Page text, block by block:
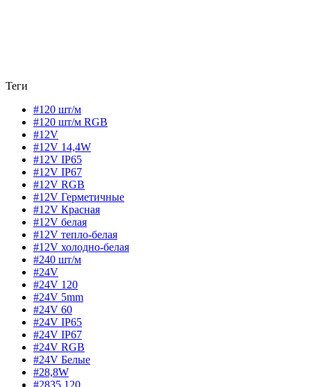
Теги
#120 шт/м
#120 шт/м RGB
#12V
#12V 14,4W
#12V IP65
#12V IP67
#12V RGB
#12V Герметичные
#12V Красная
#12V белая
#12V тепло-белая
#12V холодно-белая
#240 шт/м
#24V
#24V 120
#24V 5mm
#24V 60
#24V IP65
#24V IP67
#24V RGB
#24V Белые
#28,8W
#2835 120